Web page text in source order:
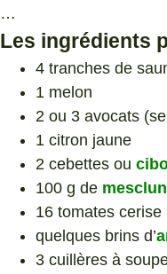
…
Les ingrédients
4 tranches de
1 melon
2 ou 3 avocats
1 citron jaune
2 cebettes ou
100 g de mesclun
16 tomates cerise
quelques brins d’
3 cuillères à